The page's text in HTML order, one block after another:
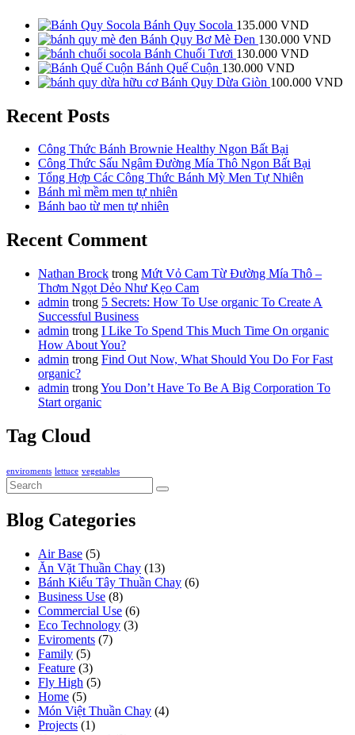
Bánh Quy Socola 135.000 VND
Bánh Quy Bơ Mè Đen 130.000 VND
Bánh Chuối Tươi 130.000 VND
Bánh Quế Cuộn 130.000 VND
Bánh Quy Dừa Giòn 100.000 VND
Recent Posts
Công Thức Bánh Brownie Healthy Ngon Bất Bại
Công Thức Sấu Ngâm Đường Mía Thô Ngon Bất Bại
Tổng Hợp Các Công Thức Bánh Mỳ Men Tự Nhiên
Bánh mì mềm men tự nhiên
Bánh bao từ men tự nhiên
Recent Comment
Nathan Brock trong Mứt Vỏ Cam Từ Đường Mía Thô –
Thơm Ngọt Dẻo Như Kẹo Cam
admin trong 5 Secrets: How To Use organic To Create A
Successful Business
admin trong I Like To Spend This Much Time On organic
How About You?
admin trong Find Out Now, What Should You Do For Fast
organic?
admin trongYou Don’t Have To Be A Big Corporation To
Start organic
Tag Cloud
enviroments lettuce vegetables
Blog Categories
Air Base (5)
Ăn Vặt Thuần Chay (13)
Bánh Kiểu Tây Thuần Chay (6)
Business Use (8)
Commercial Use (6)
Eco Technology (3)
Eviroments (7)
Family (5)
Feature (3)
Fly High (5)
Home (5)
Món Việt Thuần Chay (4)
Projects (1)